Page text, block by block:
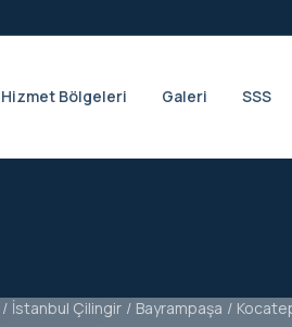
Hizmet Bölgeleri Galeri SSS
/ İstanbul Çilingir / Bayrampaşa /